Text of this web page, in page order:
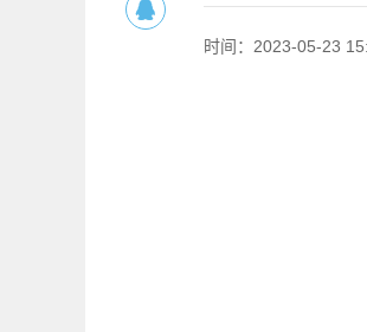
时间：2023-05-23